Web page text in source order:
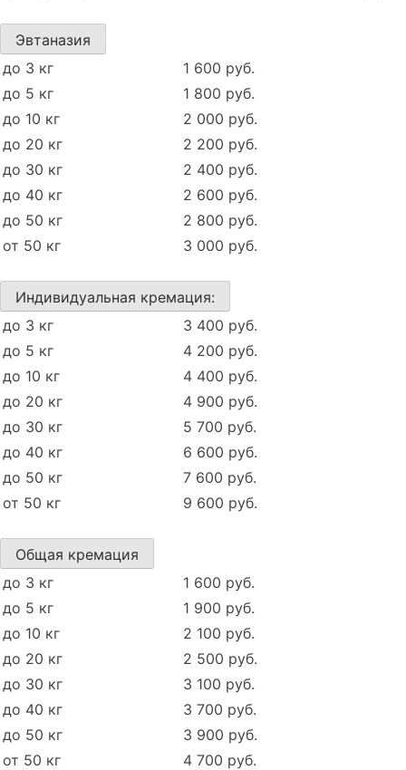
Эвтаназия
до 3 кг
1 600 руб.
до 5 кг
1 800 руб.
до 10 кг
2 000 руб.
до 20 кг
2 200 руб.
до 30 кг
2 400 руб.
до 40 кг
2 600 руб.
до 50 кг
2 800 руб.
от 50 кг
3 000 руб.
Индивидуальная кремация:
до 3 кг
3 400 руб.
до 5 кг
4 200 руб.
до 10 кг
4 400 руб.
до 20 кг
4 900 руб.
до 30 кг
5 700 руб.
до 40 кг
6 600 руб.
до 50 кг
7 600 руб.
от 50 кг
9 600 руб.
Общая кремация
до 3 кг
1 600 руб.
до 5 кг
1 900 руб.
до 10 кг
2 100 руб.
до 20 кг
2 500 руб.
до 30 кг
3 100 руб.
до 40 кг
3 700 руб.
до 50 кг
3 900 руб.
от 50 кг
4 700 руб.